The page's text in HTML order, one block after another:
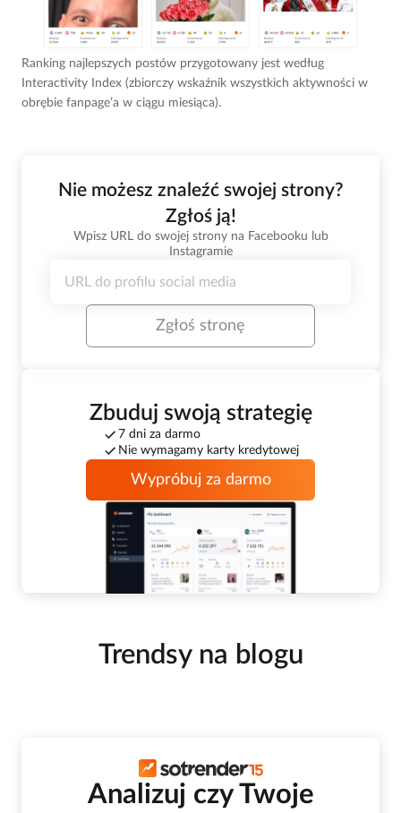
Ranking najlepszych postów przygotowany jest według
Interactivity Index (zbiorczy wskaźnik wszystkich aktywności w
obrębie fanpage’a w ciągu miesiąca).
Nie możesz znaleźć swojej strony?
Zgłoś ją!
Wpisz URL do swojej strony na Facebooku lub
Instagramie
Zgłoś stronę
Zbuduj swoją strategię
7 dni za darmo
Nie wymagamy karty kredytowej
Wypróbuj za darmo
Trendsy na blogu
Analizuj czy Twoje